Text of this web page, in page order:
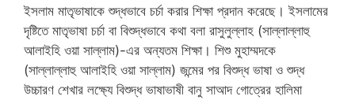
ইসলাম মাতৃভাষাকে শুদ্ধভাবে চর্চা করার শিক্ষা প্রদান করেছে। ইসলামের
দৃষ্টিতে মাতৃভাষা চর্চা বা বিশুদ্ধভাবে কথা বলা রাসুলুল্লাহ (সাল্লাল্লাহু
আলাইহি ওয়া সাল্লাম)-এর অন্যতম শিক্ষা। শিশু মুহাম্মদকে
(সাল্লাল্লাহু আলাইহি ওয়া সাল্লাম) জন্মের পর বিশুদ্ধ ভাষা ও শুদ্ধ
উচ্চারণ শেখার লক্ষ্যে বিশুদ্ধ ভাষাভাষী বানু সাআদ গোত্রের হালিমা